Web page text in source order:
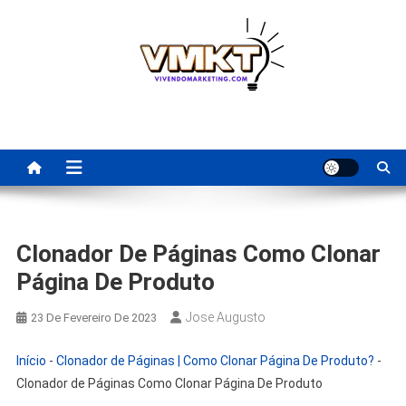
Para Revenda | Vivendo
Marketing
Clonador De Páginas Como Clonar
Página De Produto
23 De Fevereiro De 2023 Jose Augusto
Início - Clonador de Páginas | Como Clonar Página De Produto? -
Clonador de Páginas Como Clonar Página De Produto